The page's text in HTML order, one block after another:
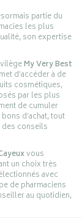
partie du
les plus
son expertise
My Very Best
d’accéder à de
cosmétiques,
par les plus
de cumuler
d’achat, tout
des conseils
vous
un choix très
avec
de pharmaciens
au quotidien,